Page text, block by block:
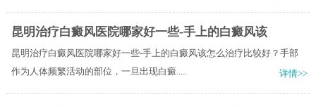
昆明治疗白癜风医院哪家好一些-手上的白癜风该
昆明治疗白癜风医院哪家好一些-手上的白癜风该怎么治疗比较好？手部
作为人体频繁活动的部位，一旦出现白癜.....
详情>>